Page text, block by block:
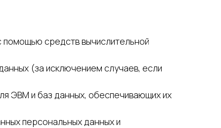
помощью средств вычислительной
(за исключением случаев, если
ЭВМ и баз данных, обеспечивающих их
персональных данных и